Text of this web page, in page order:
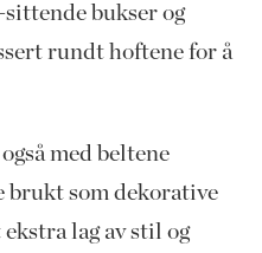
bukser og
rundt hoftene for å
med beltene
brukt som dekorative
lag av stil og